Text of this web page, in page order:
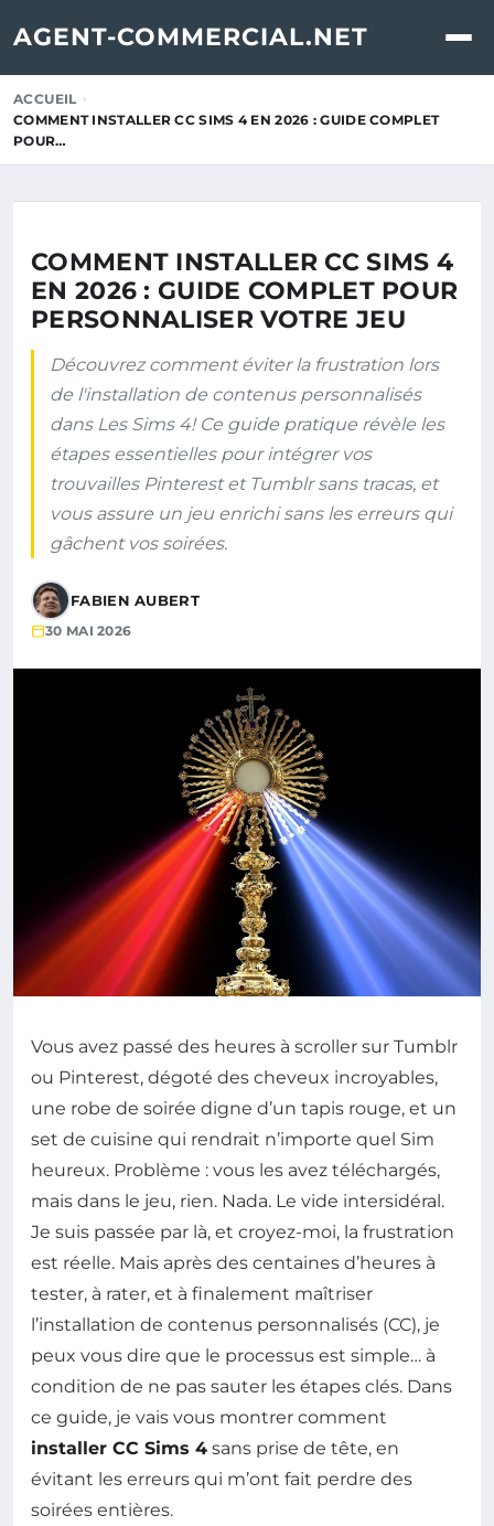
AGENT-COMMERCIAL.NET
ACCUEIL
COMMENT INSTALLER CC SIMS 4 EN 2026 : GUIDE COMPLET
POUR…
COMMENT INSTALLER CC SIMS 4
EN 2026 : GUIDE COMPLET POUR
PERSONNALISER VOTRE JEU
Découvrez comment éviter la frustration lors
de l'installation de contenus personnalisés
dans Les Sims 4! Ce guide pratique révèle les
étapes essentielles pour intégrer vos
trouvailles Pinterest et Tumblr sans tracas, et
vous assure un jeu enrichi sans les erreurs qui
gâchent vos soirées.
FABIEN AUBERT
30 MAI 2026
Vous avez passé des heures à scroller sur Tumblr
ou Pinterest, dégoté des cheveux incroyables,
une robe de soirée digne d’un tapis rouge, et un
set de cuisine qui rendrait n’importe quel Sim
heureux. Problème : vous les avez téléchargés,
mais dans le jeu, rien. Nada. Le vide intersidéral.
Je suis passée par là, et croyez-moi, la frustration
est réelle. Mais après des centaines d’heures à
tester, à rater, et à finalement maîtriser
l’installation de contenus personnalisés (CC), je
peux vous dire que le processus est simple… à
condition de ne pas sauter les étapes clés. Dans
ce guide, je vais vous montrer comment
installer CC Sims 4 sans prise de tête, en
évitant les erreurs qui m’ont fait perdre des
soirées entières.